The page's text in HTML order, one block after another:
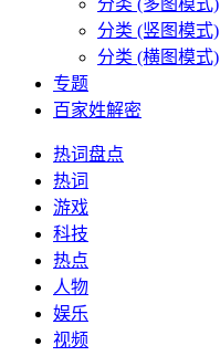
分类 (多图模式)
分类 (竖图模式)
分类 (横图模式)
专题
百家姓解密
热词盘点
热词
游戏
科技
热点
人物
娱乐
视频